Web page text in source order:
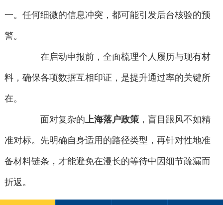
一。任何细微的信息冲突，都可能引发后台核验的预
警。
在启动申报前，全面梳理个人履历与现有材
料，确保各项数据互相印证，是提升通过率的关键所
在。
面对复杂的上海落户政策 ，盲目跟风不如精
准对标。先明确自身适用的路径类型，再针对性地准
备材料链条，才能避免在漫长的等待中因细节疏漏而
折返。